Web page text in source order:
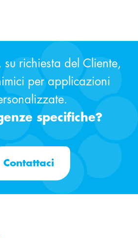
su richiesta del Cliente,
per applicazioni
specifiche?
Contattaci